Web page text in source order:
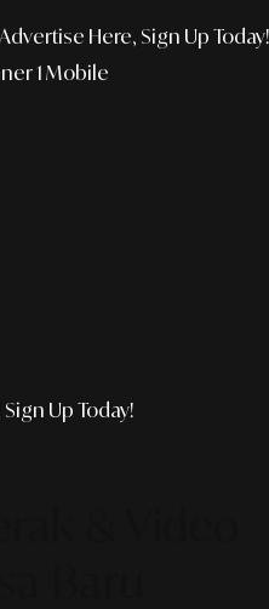
Advertise Here, Sign Up Today!
Up Today!